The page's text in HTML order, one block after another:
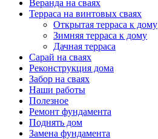
Веранда на сваях
Терраса на винтовых сваях
Открытая терраса к дому
Зимняя терраса к дому
Дачная терраса
Cарай на сваях
Реконструкция дома
Забор на сваях
Наши работы
Полезное
Ремонт фундамента
Поднять дом
Замена фундамента